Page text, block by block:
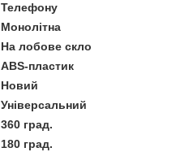
Телефону
Монолітна
На лобове скло
ABS-пластик
Новий
Універсальний
360 град.
180 град.